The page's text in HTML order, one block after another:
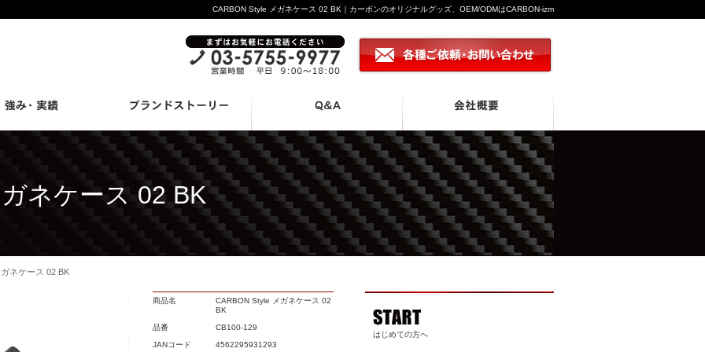
CARBON Style メガネケース 02 BK｜カーボンのオリジナルグッズ、OEM/ODMはCARBON-izm
ネケース 02 BK
ネケース 02 BK
商品名
CARBON Style メガネケース 02
BK
品番
CB100-129
JANコード
4562295931293
はじめての方へ